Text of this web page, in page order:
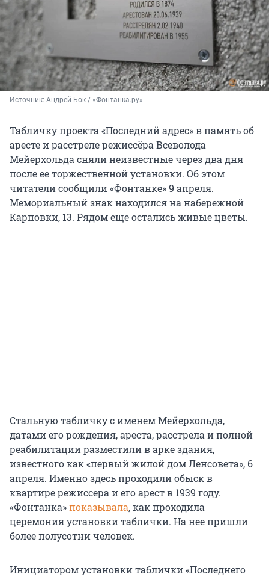
Источник: Андрей Бок / «Фонтанка.ру»
Табличку проекта «Последний адрес» в память об
аресте и расстреле режиссёра Всеволода
Мейерхольда сняли неизвестные через два дня
после ее торжественной установки. Об этом
читатели сообщили «Фонтанке» 9 апреля.
Мемориальный знак находился на набережной
Карповки, 13. Рядом еще остались живые цветы.
Стальную табличку с именем Мейерхольда,
датами его рождения, ареста, расстрела и полной
реабилитации разместили в арке здания,
известного как «первый жилой дом Ленсовета», 6
апреля. Именно здесь проходили обыск в
квартире режиссера и его арест в 1939 году.
«Фонтанка»показывала, как проходила
церемония установки таблички. На нее пришли
более полусотни человек.
Инициатором установки таблички «Последнего